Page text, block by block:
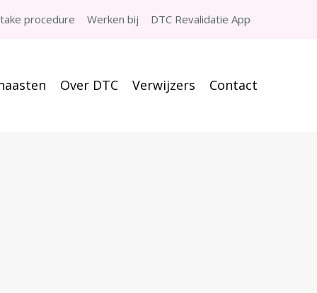
procedure Werken bij DTC Revalidatie App
Over DTC Verwijzers Contact